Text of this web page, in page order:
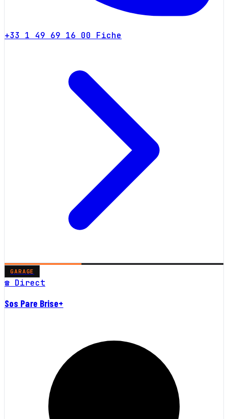
+33 1 49 69 16 00 Fiche
GARAGE
☎ Direct
Sos Pare Brise+